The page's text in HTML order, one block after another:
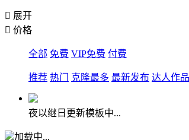
 展开
 价格
全部 免费 VIP免费 付费
推荐 热门 克隆最多 最新发布 达人作品
夜以继日更新模板中...
加载中...